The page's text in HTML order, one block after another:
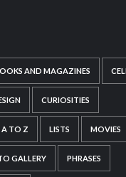
AND MAGAZINES
CURIOSITIES
A TO Z LISTS MOVIES
GALLERY PHRASES